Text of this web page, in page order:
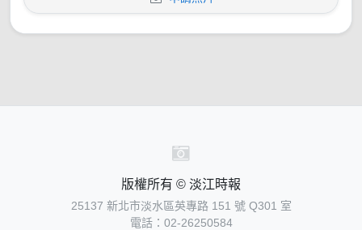
版權所有 © 淡江時報
25137 新北市淡水區英專路 151 號 Q301 室
電話：02-26250584